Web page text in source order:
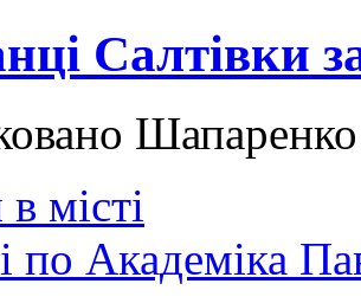
Салтівки
місті
по Академіка